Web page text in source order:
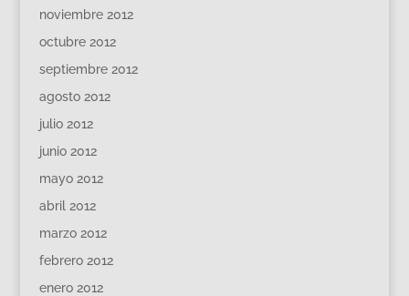
noviembre 2012
octubre 2012
septiembre 2012
agosto 2012
julio 2012
junio 2012
mayo 2012
abril 2012
marzo 2012
febrero 2012
enero 2012